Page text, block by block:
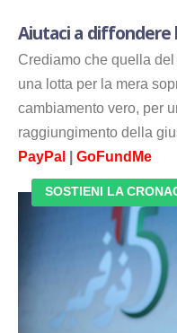
Aiutaci a diffondere
Crediamo che quella
una lotta per la mera
cambiamento vero, per
raggiungimento della
PayPal
GoFundMe
SOSTIENI LA